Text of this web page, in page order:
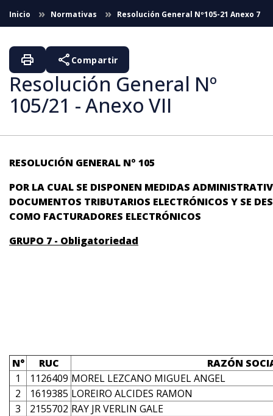
Skip to Main Content
Inicio Normativas Resolución General Nº105-21 Anexo 7
Resolución General Nº
105/21 - Anexo VII
print share Compartir
RESOLUCIÓN GENERAL Nº 105
POR LA CUAL SE DISPONEN MEDIDAS
DOCUMENTOS TRIBUTARIOS ELECTRÓNICOS Y SE
COMO FACTURADORES ELECTRÓNICOS
GRUPO 7 - Obligatoriedad
N° RUC
RAZÓN
1
1126409 MOREL LEZCANO MIGUEL ANGEL
2
1619385 LOREIRO ALCIDES RAMON
3
2155702 RAY JR VERLIN GALE